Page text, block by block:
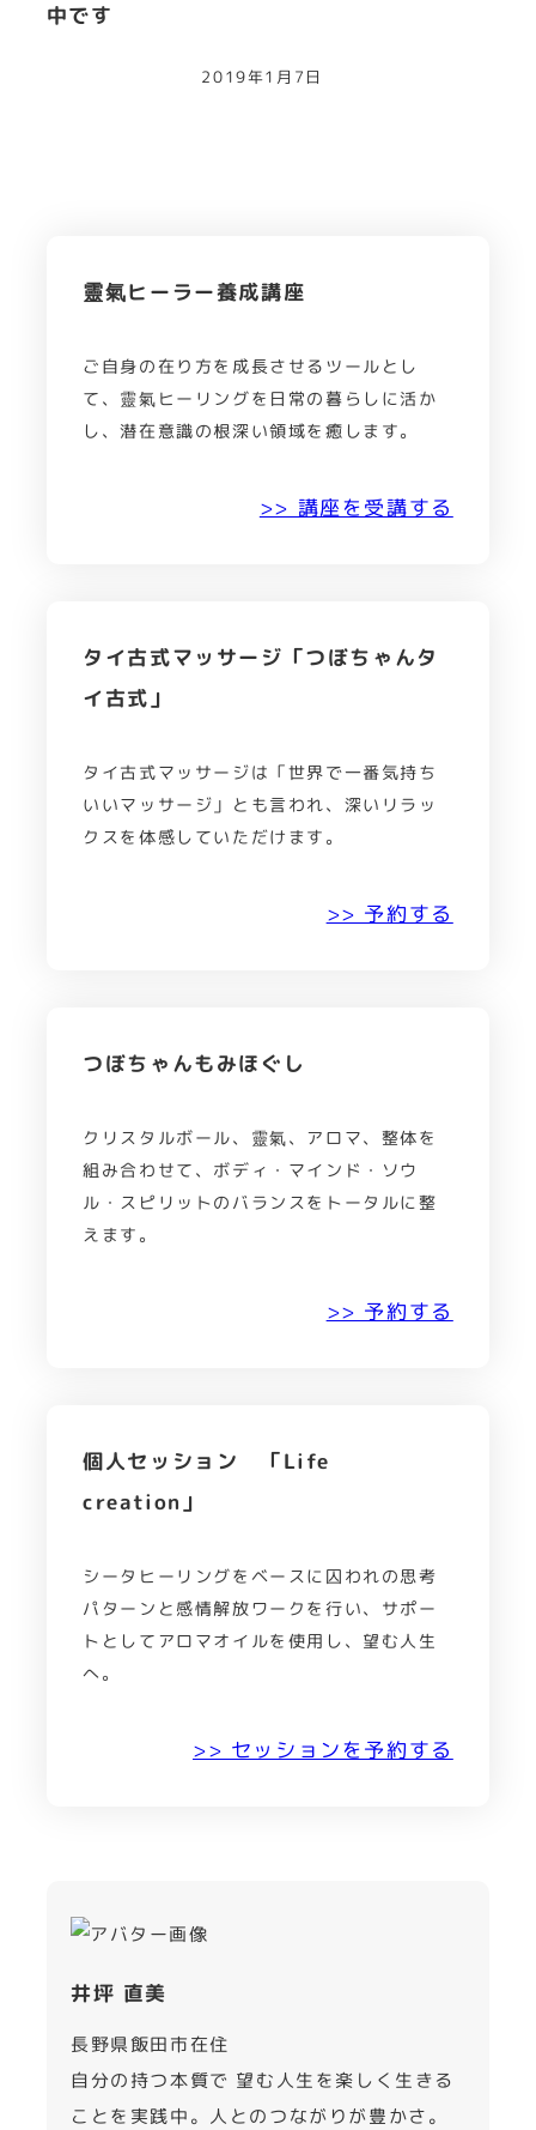
中です
2019年1月7日
靈氣ヒーラー養成講座
ご自身の在り方を成長させるツールとし
て、靈氣ヒーリングを日常の暮らしに活か
し、潜在意識の根深い領域を癒します。
>> 講座を受講する
タイ古式マッサージ「つぼちゃんタ
イ古式」
タイ古式マッサージは「世界で一番気持ち
いいマッサージ」とも言われ、深いリラッ
クスを体感していただけます。
>> 予約する
つぼちゃんもみほぐし
クリスタルボール、靈氣、アロマ、整体を
組み合わせて、ボディ・マインド・ソウ
ル・スピリットのバランスをトータルに整
えます。
>> 予約する
個人セッション 「Life
creation」
シータヒーリングをベースに囚われの思考
パターンと感情解放ワークを行い、サポー
トとしてアロマオイルを使用し、望む人生
へ。
>> セッションを予約する
井坪 直美
長野県飯田市在住
自分の持つ本質で 望む人生を楽しく生きる
ことを実践中。人とのつながりが豊かさ。